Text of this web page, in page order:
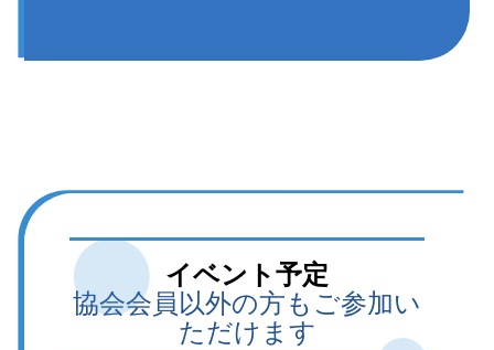
イベント予定
協会会員以外の方もご参加い
ただけます